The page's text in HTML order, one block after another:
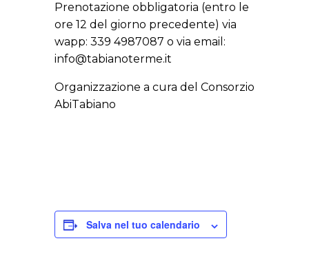
Prenotazione obbligatoria (entro le
ore 12 del giorno precedente) via
wapp: 339 4987087 o via email:
info@tabianoterme.it
Organizzazione a cura del Consorzio
AbiTabiano
Salva nel tuo calendario